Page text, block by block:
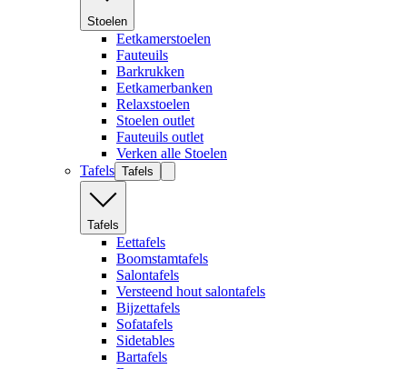
Stoelen
Eetkamerstoelen
Fauteuils
Barkrukken
Eetkamerbanken
Relaxstoelen
Stoelen outlet
Fauteuils outlet
Verken alle Stoelen
Tafels Tafels
Tafels
Eettafels
Boomstamtafels
Salontafels
Versteend hout salontafels
Bijzettafels
Sofatafels
Sidetables
Bartafels